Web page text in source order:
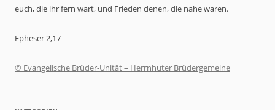
euch, die ihr fern wart, und Frieden denen, die nahe waren.
Epheser 2,17
© Evangelische Brüder-Unität – Herrnhuter Brüdergemeine